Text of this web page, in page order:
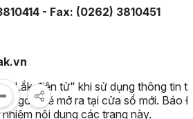
- Fax: (0262) 3810451
Lắk điện tử" khi sử dụng thông tin
ngoài sẽ mở ra tại cửa sổ mới. Báo
nội dung các trang này.